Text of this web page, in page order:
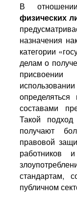
В
физических
назначения
категории
делам о
составами
Такой
получают
правовой
работников
стандартам,
публичном